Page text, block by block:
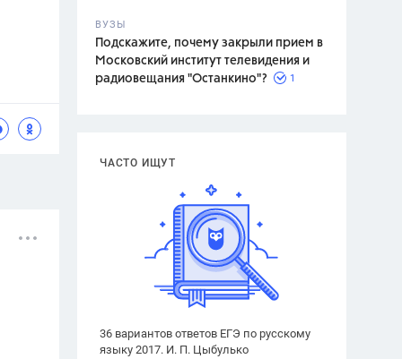
ВУЗЫ
Подскажите, почему закрыли прием в
Московский институт телевидения и
радиовещания "Останкино"?
1
ЧАСТО ИЩУТ
36 вариантов ответов ЕГЭ по русскому
языку 2017. И. П. Цыбулько